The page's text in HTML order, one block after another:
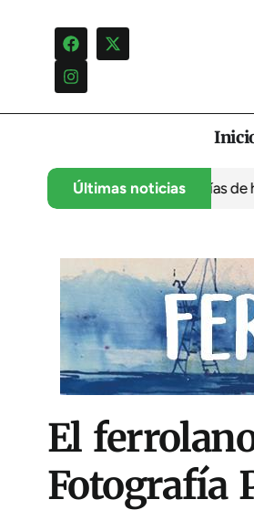
Últimas noticias
aniversario con cuatro días de
El
Fotografía